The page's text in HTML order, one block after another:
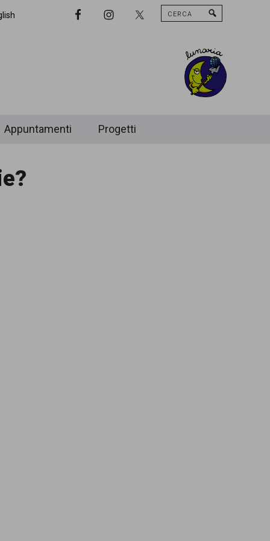
Nav
Cerca
Appuntamenti Progetti